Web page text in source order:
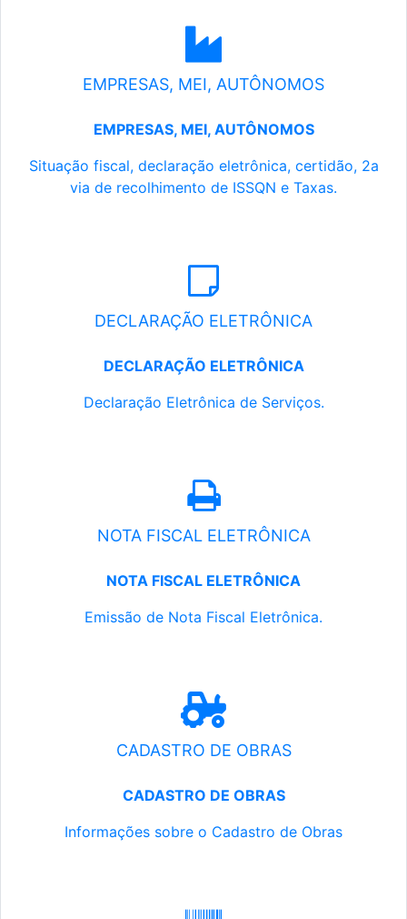
EMPRESAS, MEI, AUTÔNOMOS
EMPRESAS, MEI, AUTÔNOMOS
Situação fiscal, declaração eletrônica, certidão, 2a
via de recolhimento de ISSQN e Taxas.
DECLARAÇÃO ELETRÔNICA
DECLARAÇÃO ELETRÔNICA
Declaração Eletrônica de Serviços.
NOTA FISCAL ELETRÔNICA
NOTA FISCAL ELETRÔNICA
Emissão de Nota Fiscal Eletrônica.
CADASTRO DE OBRAS
CADASTRO DE OBRAS
Informações sobre o Cadastro de Obras